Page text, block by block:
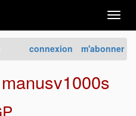
connexion m'abonner